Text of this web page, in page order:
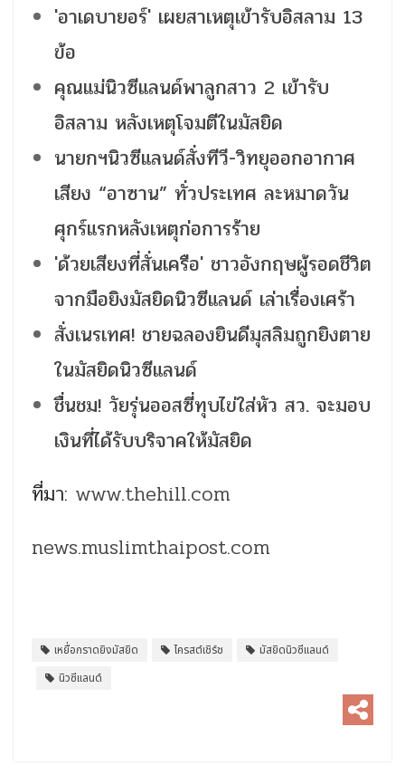
'อาเดบายอร์' เผยสาเหตุเข้ารับอิสลาม 13
ข้อ
คุณแม่นิวซีแลนด์พาลูกสาว 2 เข้ารับ
อิสลาม หลังเหตุโจมตีในมัสยิด
นายกฯนิวซีแลนด์สั่งทีวี-วิทยุออกอากาศ
เสียง “อาซาน” ทั่วประเทศ ละหมาดวัน
ศุกร์แรกหลังเหตุก่อการร้าย
'ด้วยเสียงที่สั่นเครือ' ชาวอังกฤษผู้รอดชีวิต
จากมือยิงมัสยิดนิวซีแลนด์ เล่าเรื่องเศร้า
สั่งเนรเทศ! ชายฉลองยินดีมุสลิมถูกยิงตาย
ในมัสยิดนิวซีแลนด์
ชื่นชม! วัยรุ่นออสซี่ทุบไข่ใส่หัว สว. จะมอบ
เงินที่ได้รับบริจาคให้มัสยิด
ที่มา: www.thehill.com
news.muslimthaipost.com
เหยื่อกราดยิงมัสยิด ไครสต์เชิร์ช
มัสยิดนิวซีแลนด์
นิวซีแลนด์